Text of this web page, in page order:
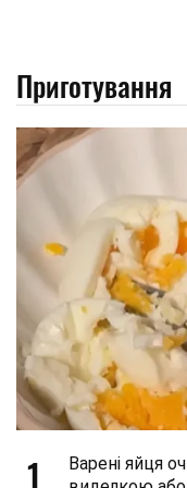
Приготування
1
Варені яйця